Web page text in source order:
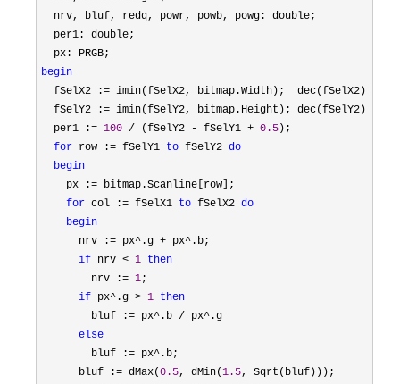
  nrv, bluf, redq, powr, powb, powg: double;
  per1: double;
begin
  fSelX2 :
= imin(fSelX2, bitmap.Width);  dec(fSelX2);
  fSelY2 :
= imin(fSelY2, bitmap.Height); dec(fSelY2);
  per1 :
= 100 / (fSelY2 - fSelY1 + 0.5 );
for row := fSelY1 to fSelY2 do
begin
    px :
= bitmap.Scanline[row];
for col := fSelX1 to fSelX2 do
begin
      nrv :
= px^.g + px^.b;
if nrv < 1 then
        nrv :
= 1;
if px^.g > 1 then
        bluf :
= px^.b / px^.g
else
        bluf :
= px^.b;
      bluf :
= dMax(0.5, dMin(1.5, Sqrt(bluf)));